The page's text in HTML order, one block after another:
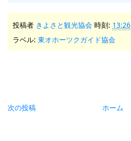
投稿者 きよさと観光協会 時刻: 13:26
ラベル: 東オホーツクガイド協会
次の投稿 ホーム